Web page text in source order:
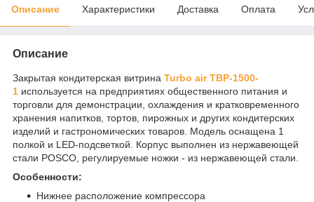
Описание Характеристики Доставка Оплата
Описание
Закрытая кондитерская витрина Turbo air TBP-1500-
1 используется на предприятиях общественного питания и
торговли для демонстрации, охлаждения и кратковременного
хранения напитков, тортов, пирожных и других кондитерских
изделий и гастрономических товаров. Модель оснащена 1
полкой и LED-подсветкой. Корпус выполнен из нержавеющей
стали POSCO, регулируемые ножки - из нержавеющей стали.
Особенности:
Нижнее расположение компрессора